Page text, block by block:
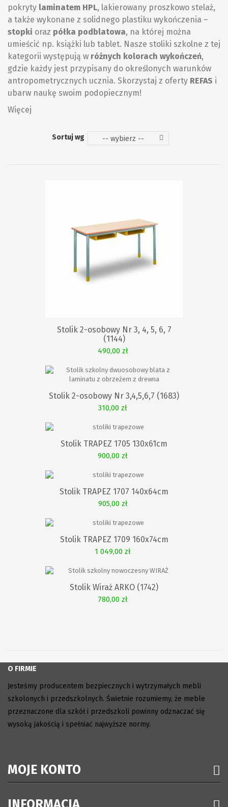
pokryty laminatem HPL, lakierowany proszkowo stelaż,
a także wykonane z solidnego plastiku wykończenia –
stopki oraz półka podblatowa, na której można
umieścić np. książki lub tablet. Nasze stoliki szkolne z tej
kategorii występują w różnych kolorach wykończeń,
gdzie każdy jest przypisany do określonych warunków
antropometrycznych ucznia. Skorzystaj z oferty REFAS i
ubarw naukę swoim podopiecznym!
Więcej
Sortuj wg -- wybierz --
Stolik 2-osobowy Nr 3, 4, 5, 6, 7
(1144)
490,00 zł
Stolik 2-osobowy Nr 3,4,5,6,7 (1683)
310,00 zł
Stolik TRAPEZ 1705 130x61cm
900,00 zł
Stolik TRAPEZ 1707 140x64cm
905,00 zł
Stolik TRAPEZ 1709 160x74cm
1 049,00 zł
Stolik Wiraż ARKO (1742)
780,00 zł
O FIRMIE
Jesteśmy producentem bezpiecznych i wytrzymałych mebli
szkolonych i przedszkolnych. Świetnie rozumiemy, że meble
przeznaczone dla szkół i przedszkoli powinny odznaczać się
wysoką jakością i spełniać najwyższe normy.
MOJE KONTO